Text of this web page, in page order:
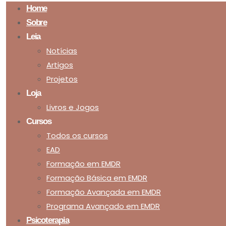
Home
Sobre
Leia
Notícias
Artigos
Projetos
Loja
Livros e Jogos
Cursos
Todos os cursos
EAD
Formação em EMDR
Formação Básica em EMDR
Formação Avançada em EMDR
Programa Avançado em EMDR
Psicoterapia